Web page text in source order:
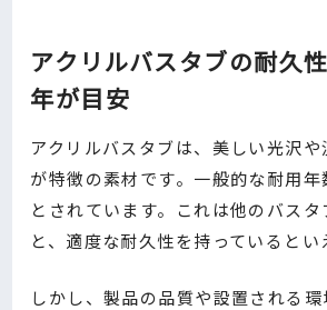
アクリルバスタブの耐久
年が目安
アクリルバスタブは、美しい光沢
が特徴の素材です。一般的な耐用
とされています。これは他のバス
と、適度な耐久性を持っているとい
しかし、製品の品質や設置される